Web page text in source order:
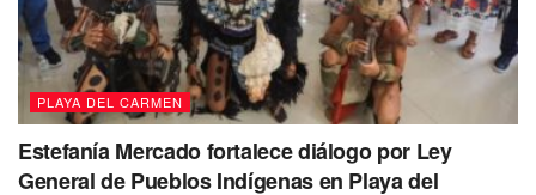
amenazar que de continuar publicando
videos me volverán a meter a la cárcel
Una vez más la persecución política en mi
contra es orquestada por el señor Carlos
Joaquín Gonzalez, que no se ha conformado
con privar ilegalmente de mi libertad durante
PLAYA DEL CARMEN
Estefanía Mercado fortalece diálogo por Ley
General de Pueblos Indígenas en Playa del